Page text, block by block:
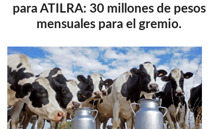
para ATILRA: 30 millones de pesos
mensuales para el gremio.